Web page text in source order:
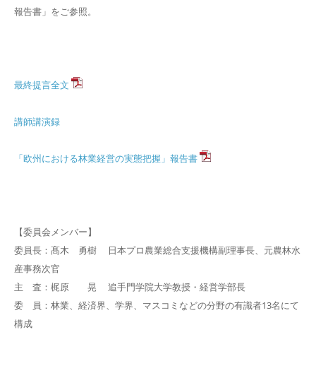
報告書」をご参照。
最終提言全文
講師講演録
「欧州における林業経営の実態把握」報告書
【委員会メンバー】
委員長：髙木 勇樹 日本プロ農業総合支援機構副理事長、元農林水
産事務次官
主 査：梶原 晃 追手門学院大学教授・経営学部長
委 員：林業、経済界、学界、マスコミなどの分野の有識者13名にて
構成